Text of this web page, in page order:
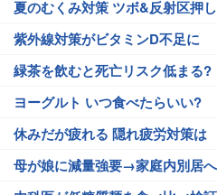
夏のむくみ対策 ツボ&反射区押し
紫外線対策がビタミンD不足に
緑茶を飲むと死亡リスク低まる?
ヨーグルト いつ食べたらいい?
休みだが疲れる 隠れ疲労対策は
母が娘に減量強要→家庭内別居へ